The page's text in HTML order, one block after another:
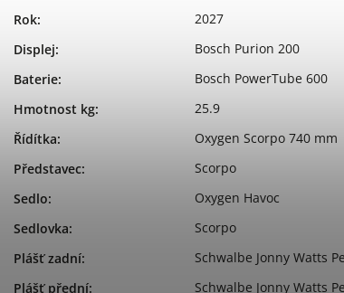
Rok:
2027
Displej:
Bosch Purion 200
Baterie:
Bosch PowerTube 600
Hmotnost kg:
25.9
Řídítka:
Oxygen Scorpo 740 mm
Představec:
Scorpo
Sedlo:
Oxygen Havoc
Sedlovka:
Scorpo
Plášť zadní:
Schwalbe Jonny Watts
Plášť přední:
Schwalbe Jonny Watts